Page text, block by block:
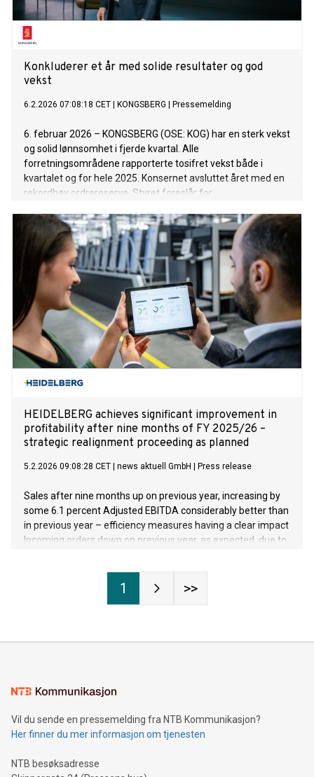
Konkluderer et år med solide resultater og god
vekst
6.2.2026 07:08:18 CET KONGSBERG Pressemelding
6. februar 2026 – KONGSBERG (OSE: KOG) har en sterk vekst
og solid lønnsomhet i fjerde kvartal. Alle
forretningsområdene rapporterte tosifret vekst både i
kvartalet og for hele 2025. Konsernet avsluttet året med en
rekordhøy ordrereserve. Styret foreslår for
2025 på NOK 5,01 mrd. tilsvarende NOK 5,70/aksje, hvorav
NOK 3,50/aksje er utover selskapets ordinære
utbyttepolitikk.
HEIDELBERG achieves significant improvement in
profitability after nine months of FY 2025/26 –
strategic realignment proceeding as planned
5.2.2026 09:08:28 CET news aktuell GmbH Press release
Sales after nine months up on previous year, increasing by
some 6.1 percent Adjusted EBITDA considerably better than
in previous year – efficiency measures having a clear impact
Incoming orders down on previous year, as expected, due to
effect Successful positioning in security, defense, and
energy technologies Full-year forecast confirmed despite
1 >>
Vil du sende en pressemelding fra NTB Kommunikasjon?
Her finner du mer informasjon om tjenesten
NTB besøksadresse